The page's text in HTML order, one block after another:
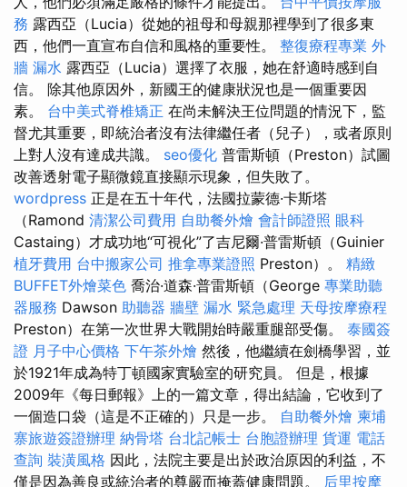
務 露西亞（Lucia）從她的祖母和母親那裡學到了很多東
西，他們一直宣布自信和風格的重要性。 整復療程專業 外
牆 漏水 露西亞（Lucia）選擇了衣服，她在舒適時感到自
信。 除其他原因外，新國王的健康狀況也是一個重要因
素。 台中美式脊椎矯正 在尚未解決王位問題的情況下，監
督尤其重要，即統治者沒有法律繼任者（兒子），或者原則
上對人沒有達成共識。 seo優化 普雷斯頓（Preston）試圖
改善透射電子顯微鏡直接顯示現象，但失敗了。
wordpress 正是在五十年代，法國拉蒙德·卡斯塔
（Ramond 清潔公司費用 自助餐外燴 會計師證照 眼科
Castaing）才成功地“可視化”了吉尼爾·普雷斯頓（Guinier
植牙費用 台中搬家公司 推拿專業證照 Preston）。 精緻
BUFFET外燴菜色 喬治·道森·普雷斯頓（George 專業助聽
器服務 Dawson 助聽器 牆壁 漏水 緊急處理 天母按摩療程
Preston）在第一次世界大戰開始時嚴重腿部受傷。 泰國簽
證 月子中心價格 下午茶外燴 然後，他繼續在劍橋學習，並
於1921年成為特丁頓國家實驗室的研究員。 但是，根據
2009年《每日郵報》上的一篇文章，得出結論，它收到了
一個造口袋（這是不正確的）只是一步。 自助餐外燴 柬埔
寨旅遊簽證辦理 納骨塔 台北記帳士 台胞證辦理 貨運 電話
查詢 裝潢風格 因此，法院主要是出於政治原因的利益，不
僅是因為善良或統治者的尊嚴而掩蓋健康問題。 后里按摩